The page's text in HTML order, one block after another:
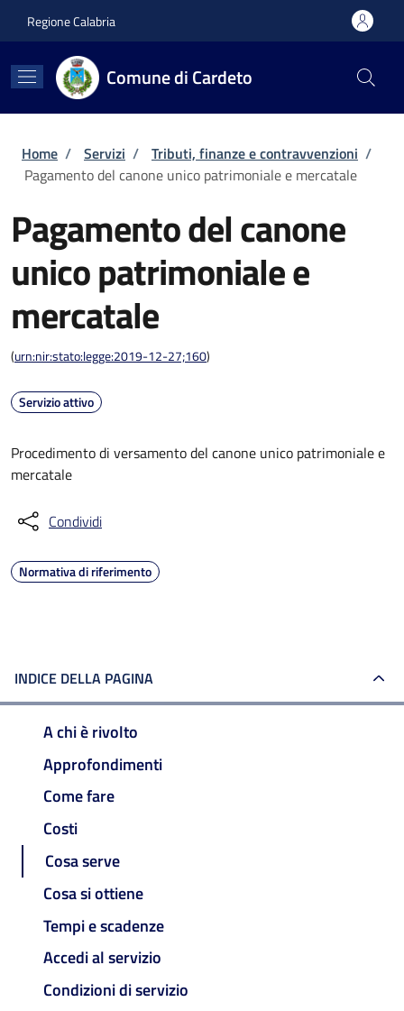
Regione Calabria
Comune di Cardeto
Briciole di pane
Home / Servizi / Tributi, finanze e contravvenzioni /
Pagamento del canone unico patrimoniale e mercatale
Pagamento del canone
unico patrimoniale e
mercatale
(urn:nir:stato:legge:2019-12-27;160)
Servizio attivo
Procedimento di versamento del canone unico patrimoniale e
mercatale
Condividi
Normativa di riferimento
INDICE DELLA PAGINA
A chi è rivolto
Approfondimenti
Come fare
Costi
Cosa serve
Cosa si ottiene
Tempi e scadenze
Accedi al servizio
Condizioni di servizio